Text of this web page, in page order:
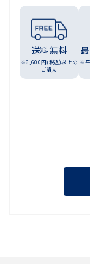
送料無料
※6,600円(税込)以上の
ご購入
※